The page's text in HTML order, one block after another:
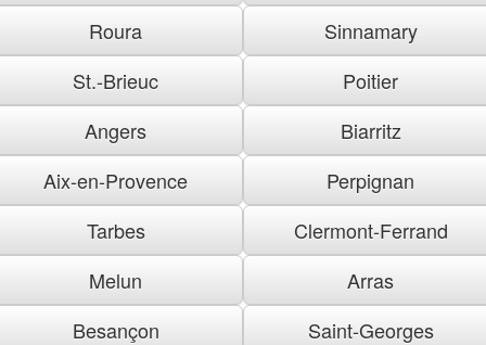
Roura
Sinnamary
St.-Brieuc
Poitier
Angers
Biarritz
Aix-en-Provence
Perpignan
Tarbes
Clermont-Ferrand
Melun
Arras
Besançon
Saint-Georges